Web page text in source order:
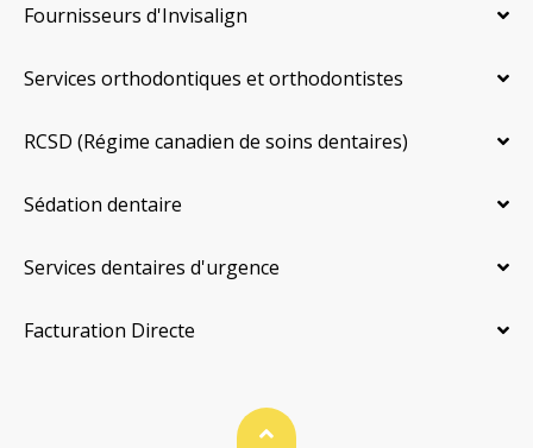
Fournisseurs d'Invisalign
Services orthodontiques et orthodontistes
RCSD (Régime canadien de soins dentaires)
Sédation dentaire
Services dentaires d'urgence
Facturation Directe
Haut de page